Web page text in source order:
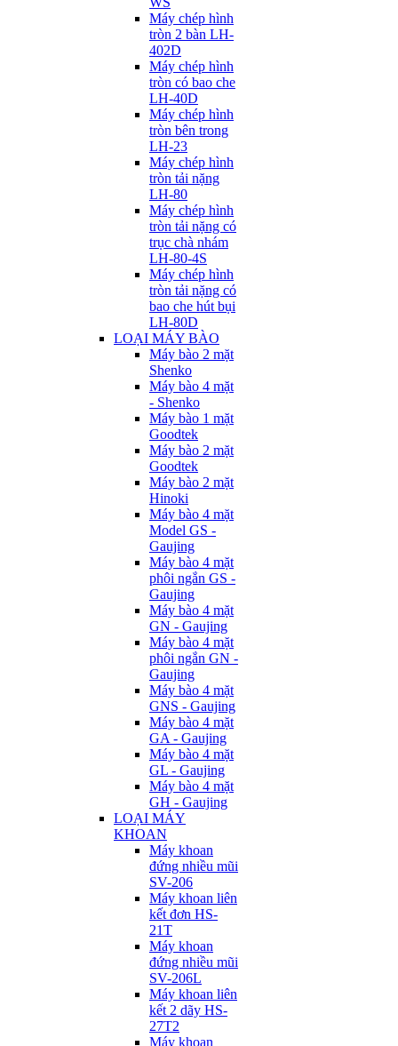
Máy chép hình
tròn 2 bàn LH-
402D
Máy chép hình
tròn có bao che
LH-40D
Máy chép hình
tròn bên trong
LH-23
Máy chép hình
tròn tải nặng
LH-80
Máy chép hình
tròn tải nặng có
trục chà nhám
LH-80-4S
Máy chép hình
tròn tải nặng có
bao che hút bụi
LH-80D
LOẠI MÁY BÀO
Máy bào 2 mặt
Shenko
Máy bào 4 mặt
- Shenko
Máy bào 1 mặt
Goodtek
Máy bào 2 mặt
Goodtek
Máy bào 2 mặt
Hinoki
Máy bào 4 mặt
Model GS -
Gaujing
Máy bào 4 mặt
phôi ngắn GS -
Gaujing
Máy bào 4 mặt
GN - Gaujing
Máy bào 4 mặt
phôi ngắn GN -
Gaujing
Máy bào 4 mặt
GNS - Gaujing
Máy bào 4 mặt
GA - Gaujing
Máy bào 4 mặt
GL - Gaujing
Máy bào 4 mặt
GH - Gaujing
LOẠI MÁY
KHOAN
Máy khoan
đứng nhiều mũi
SV-206
Máy khoan liên
kết đơn HS-
21T
Máy khoan
đứng nhiều mũi
SV-206L
Máy khoan liên
kết 2 dãy HS-
27T2
Máy khoan